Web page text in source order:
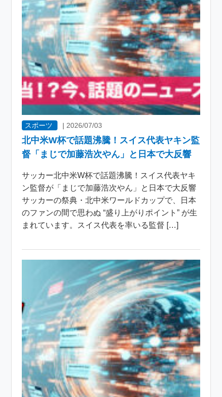
スポーツ |2026/07/03
北中米W杯で話題沸騰！スイス代表ヤキン監
督「まじで加藤浩次やん」と日本で大反響
サッカー北中米W杯で話題沸騰！スイス代表ヤキ
ン監督が「まじで加藤浩次やん」と日本で大反響
サッカーの祭典・北中米ワールドカップで、日本
のファンの間で思わぬ “盛り上がりポイント” が生
まれています。スイス代表を率いる監督 […]